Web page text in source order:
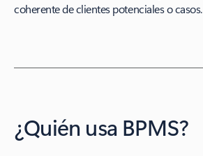
coherente de clientes potenciales o casos.
¿Quién usa BPMS?